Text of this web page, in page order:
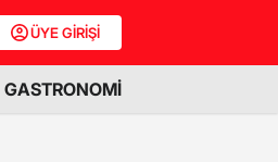
ÜYE GİRİŞİ
GASTRONOMİ